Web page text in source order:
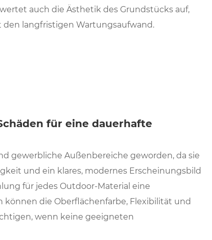
auch die Ästhetik des Grundstücks auf,
langfristigen Wartungsaufwand.
für eine dauerhafte
gewerbliche Außenbereiche geworden, da sie
und ein klares, modernes Erscheinungsbild
für jedes Outdoor-Material eine
die Oberflächenfarbe, Flexibilität und
wenn keine geeigneten